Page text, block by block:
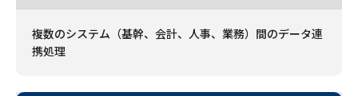
複数のシステム（基幹、会計、人事、業務）間のデータ連
携処理